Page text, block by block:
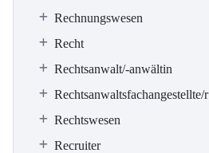
Rechnungswesen
Recht
Rechtsanwalt/-anwältin
Rechtsanwaltsfachangestellte/r
Rechtswesen
Recruiter